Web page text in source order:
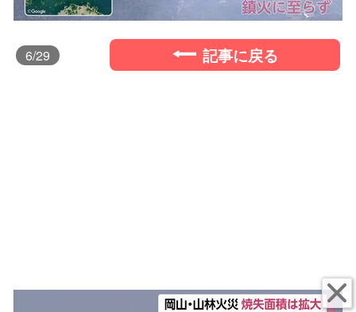
6/29 記事に戻る